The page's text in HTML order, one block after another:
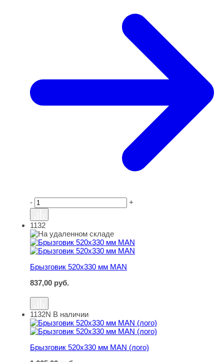
- +
Брызговик 520х330 мм MAN
1132
Брызговик 520х330 мм MAN
837,00 руб.
Брызговик 520х330 мм MAN (лого)
1132N В наличии
Брызговик 520х330 мм MAN (лого)